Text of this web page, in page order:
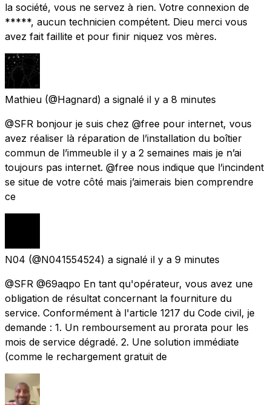
la société, vous ne servez à rien. Votre connexion de
*****, aucun technicien compétent. Dieu merci vous
avez fait faillite et pour finir niquez vos mères.
Mathieu (@Hagnard) a signalé il y a 8 minutes
@SFR bonjour je suis chez @free pour internet, vous
avez réaliser là réparation de l’installation du boîtier
commun de l’immeuble il y a 2 semaines mais je n’ai
toujours pas internet. @free nous indique que l’incindent
se situe de votre côté mais j’aimerais bien comprendre
ce
N04 (@N041554524) a signalé il y a 9 minutes
@SFR @69aqpo En tant qu'opérateur, vous avez une
obligation de résultat concernant la fourniture du
service. Conformément à l'article 1217 du Code civil, je
demande : 1. Un remboursement au prorata pour les
mois de service dégradé. 2. Une solution immédiate
(comme le rechargement gratuit de